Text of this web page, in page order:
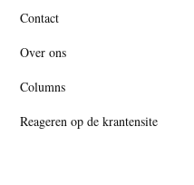
Contact
Over ons
Columns
Reageren op de krantensite